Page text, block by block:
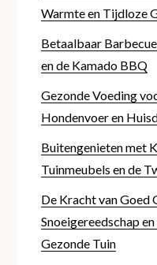
Warmte en Tijdloze
Betaalbaar
en de Kamado BBQ
Gezonde Voeding
Hondenvoer en
Buitengenieten met
Tuinmeubels en de
De Kracht van Goed
Snoeigereedschap
Gezonde Tuin